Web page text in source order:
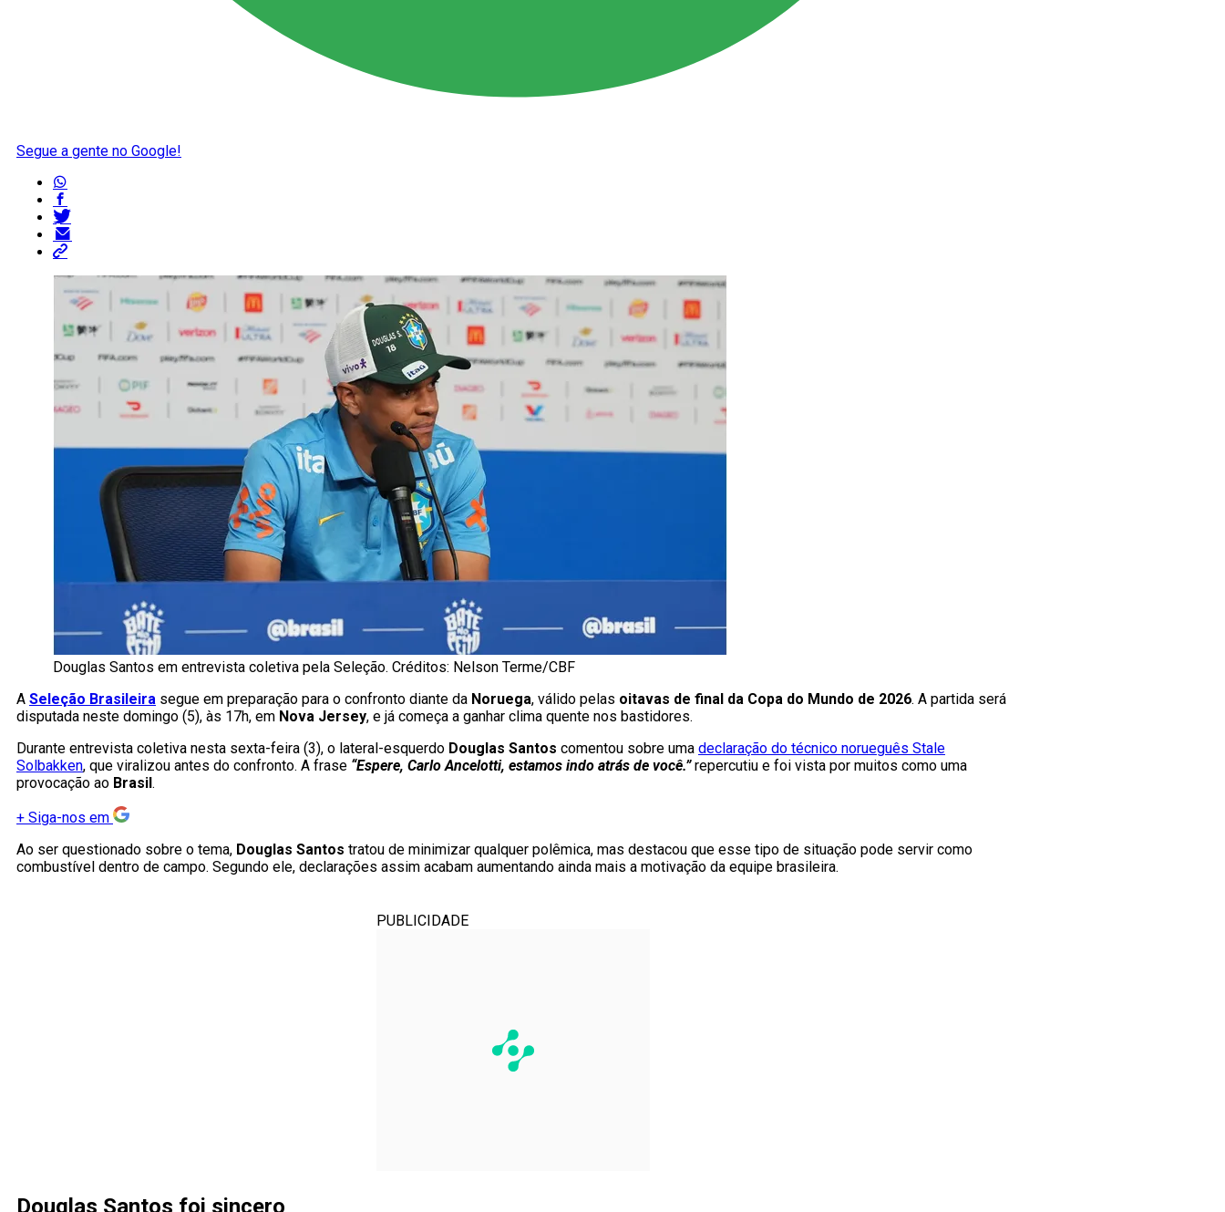
Segue a gente no Google!
Douglas Santos em entrevista coletiva pela Seleção. Créditos: Nelson Terme/CBF
A Seleção Brasileira segue em preparação para o confronto diante da Noruega, válido pelas oitavas de final da Copa do Mundo de 2026. A partida será
disputada neste domingo (5), às 17h, em Nova Jersey, e já começa a ganhar clima quente nos bastidores.
Durante entrevista coletiva nesta sexta-feira (3), o lateral-esquerdo Douglas Santos comentou sobre uma declaração do técnico norueguês Stale
Solbakken, que viralizou antes do confronto. A frase “Espere, Carlo Ancelotti, estamos indo atrás de você.”repercutiu e foi vista por muitos como uma
provocação ao Brasil .
+ Siga-nos em
Ao ser questionado sobre o tema, Douglas Santos tratou de minimizar qualquer polêmica, mas destacou que esse tipo de situação pode servir como
combustível dentro de campo. Segundo ele, declarações assim acabam aumentando ainda mais a motivação da equipe brasileira.
PUBLICIDADE